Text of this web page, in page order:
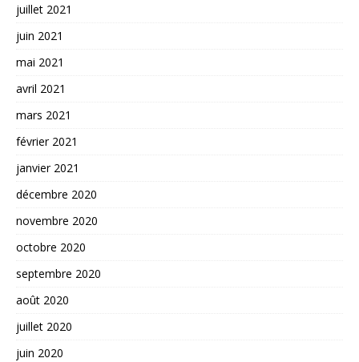
juillet 2021
juin 2021
mai 2021
avril 2021
mars 2021
février 2021
janvier 2021
décembre 2020
novembre 2020
octobre 2020
septembre 2020
août 2020
juillet 2020
juin 2020